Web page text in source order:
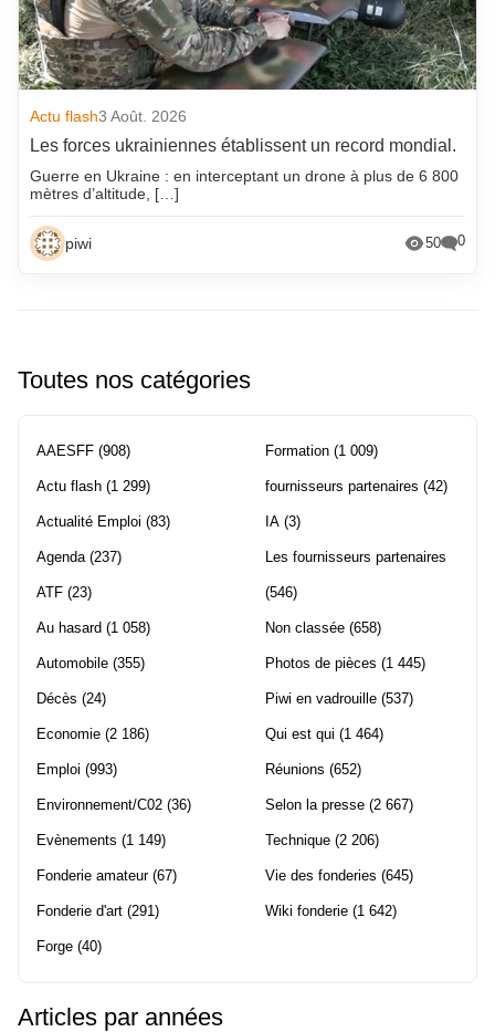
Actu flash3 Août. 2026
Les forces ukrainiennes établissent un record mondial.
Guerre en Ukraine : en interceptant un drone à plus de 6 800
mètres d’altitude, […]
piwi 50 0
Toutes nos catégories
AAESFF (908)
Actu flash (1 299)
Actualité Emploi (83)
Agenda (237)
ATF (23)
Au hasard (1 058)
Automobile (355)
Décès (24)
Economie (2 186)
Emploi (993)
Environnement/C02 (36)
Evènements (1 149)
Fonderie amateur(67)
Fonderie d'art (291)
Forge (40)
Formation (1 009)
fournisseurs partenaires (42)
IA (3)
Les fournisseurs partenaires
(546)
Non classée (658)
Photos de pièces (1 445)
Piwi en vadrouille (537)
Qui est qui (1 464)
Réunions (652)
Selon la presse (2 667)
Technique (2 206)
Vie des fonderies (645)
Wiki fonderie (1 642)
Articles par années